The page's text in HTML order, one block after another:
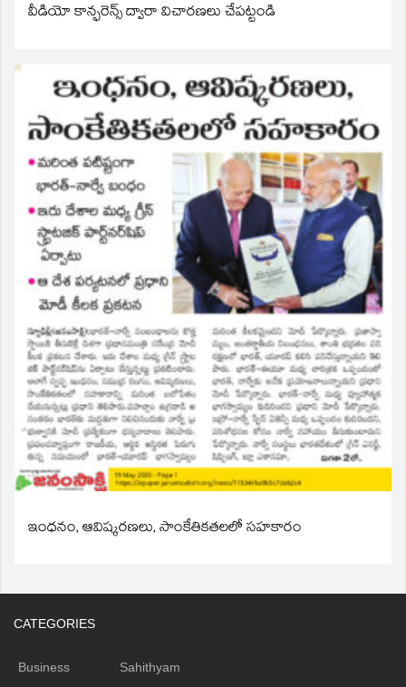
వీడియో కాన్ఫరెన్స్ ద్వారా విచారణలు చేపట్టండి
ఇంధనం, ఆవిష్కరణలు, సాంకేతికతలలో సహకారం
CATEGORIES
Business
Sahithyam